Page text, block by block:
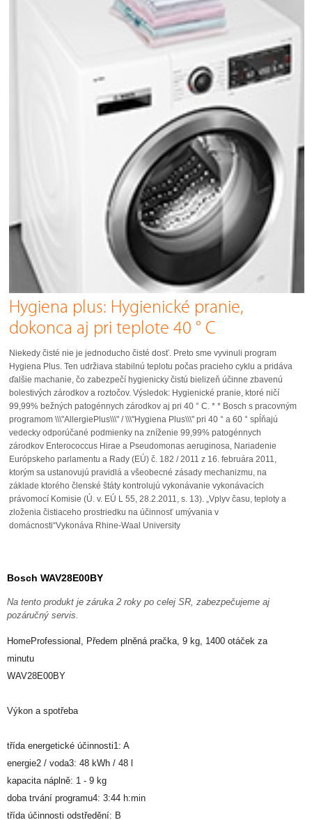
Hygiena plus: Hygienické pranie,
dokonca aj pri teplote 40 ° C
Niekedy čisté nie je jednoducho čisté dosť. Preto sme vyvinuli program
Hygiena Plus. Ten udržiava stabilnú teplotu počas pracieho cyklu a pridáva
ďalšie machanie, čo zabezpečí hygienicky čistú bielizeň účinne zbavenú
bolestivých zárodkov a roztočov. Výsledok: Hygienické pranie, ktoré ničí
99,99% bežných patogénnych zárodkov aj pri 40 ° C. * * Bosch s pracovným
programom \\\"AllergiePlus\\\" / \\\"Hygiena Plus\\\" pri 40 ° a 60 ° spĺňajú
vedecky odporúčané podmienky na zníženie 99,99% patogénnych
zárodkov Enterococcus Hirae a Pseudomonas aeruginosa, Nariadenie
Európskeho parlamentu a Rady (EÚ) č. 182 / 2011 z 16. februára 2011,
ktorým sa ustanovujú pravidlá a všeobecné zásady mechanizmu, na
základe ktorého členské štáty kontrolujú vykonávanie vykonávacích
právomocí Komisie (Ú. v. EÚ L 55, 28.2.2011, s. 13). „Vplyv času, teploty a
zloženia čistiaceho prostriedku na účinnosť umývania v
domácnosti“Vykonáva Rhine-Waal University
Bosch WAV28E00BY
Na tento produkt je záruka 2 roky po celej SR, zabezpečujeme aj
pozáručný servis.
HomeProfessional, Předem plněná pračka, 9 kg, 1400 otáček za
minutu
WAV28E00BY
Výkon a spotřeba
třída energetické účinnosti1: A
energie2 / voda3: 48 kWh / 48 l
kapacita náplně: 1 - 9 kg
doba trvání programu4: 3:44 h:min
třída účinnosti odstředění: B